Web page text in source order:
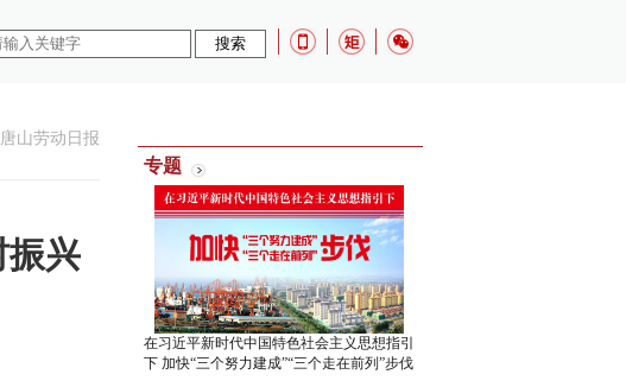
山劳动日报
振兴
专题
在习近平新时代中国特色社会主义思想指引
下 加快“三个努力建成”“三个走在前列”步伐